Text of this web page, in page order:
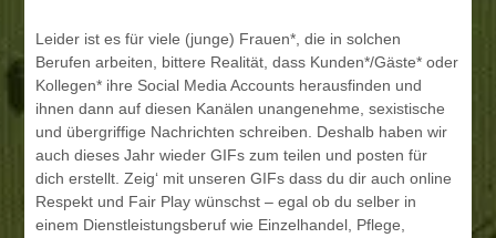
Leider ist es für viele (junge) Frauen*, die in solchen
Berufen arbeiten, bittere Realität, dass Kunden*/Gäste* oder
Kollegen* ihre Social Media Accounts herausfinden und
ihnen dann auf diesen Kanälen unangenehme, sexistische
und übergriffige Nachrichten schreiben. Deshalb haben wir
auch dieses Jahr wieder GIFs zum teilen und posten für
dich erstellt. Zeig‘ mit unseren GIFs dass du dir auch online
Respekt und Fair Play wünschst – egal ob du selber in
einem Dienstleistungsberuf wie Einzelhandel, Pflege,